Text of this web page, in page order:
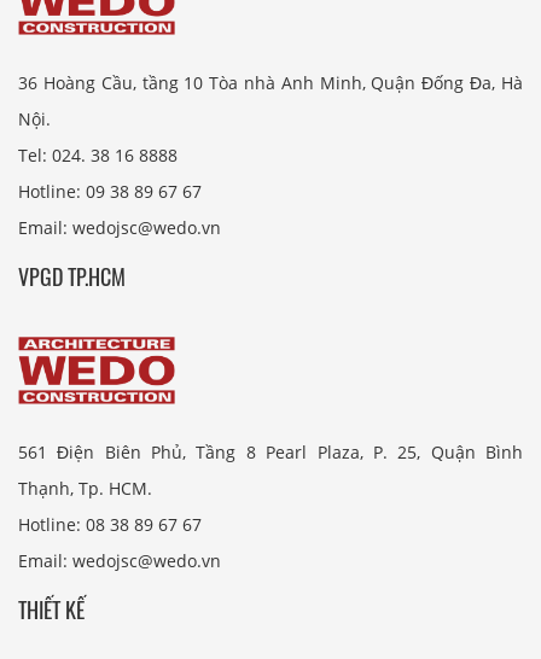
36 Hoàng Cầu, tầng 10 Tòa nhà Anh Minh, Quận Đống Đa, Hà
Nội.
Tel: 024. 38 16 8888
Hotline: 09 38 89 67 67
Email: wedojsc@wedo.vn
VPGD TP.HCM
561 Điện Biên Phủ, Tầng 8 Pearl Plaza, P. 25, Quận Bình
Thạnh, Tp. HCM.
Hotline: 08 38 89 67 67
Email: wedojsc@wedo.vn
THIẾT KẾ